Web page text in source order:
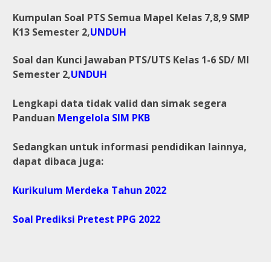
Kumpulan Soal PTS Semua Mapel Kelas 7,8,9 SMP
K13 Semester 2,UNDUH
Soal dan Kunci Jawaban PTS/UTS Kelas 1-6 SD/ MI
Semester 2,UNDUH
Lengkapi data tidak valid dan simak segera
Panduan Mengelola SIM PKB
Sedangkan untuk informasi pendidikan lainnya,
dapat dibaca juga:
Kurikulum Merdeka Tahun 2022
Soal Prediksi Pretest PPG 2022